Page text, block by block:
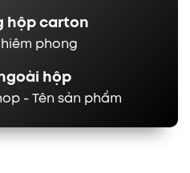
hộp carton
phong
hộp
- Tên sản phẩm